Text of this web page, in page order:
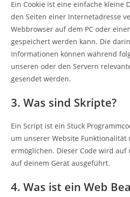
Ein Cookie ist eine einfache kleine
den Seiten einer Internetadresse
Webbrowser auf dem PC oder
gespeichert werden kann. Die
Informationen können während
unseren oder den Servern
gesendet werden.
3. Was sind Skripte?
Ein Script ist ein Stück
um unserer Website
ermöglichen. Dieser Code wird auf
auf deinem Gerät ausgeführt.
4. Was ist ein Web